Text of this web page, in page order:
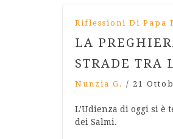
Riflessioni Di Papa
LA
STRADE TRA
Nunzia G. / 21
L’Udienza di oggi si è
dei Salmi.